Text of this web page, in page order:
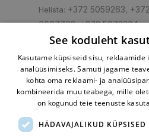
Helista: +372 5059263,
6007763,+372 5072304
E-post:shop@turbo.ee
Mugav makseviis
See koduleht
Kasutame küpsiseid sisu,
analüüsimiseks. Samuti jagame
kohta oma reklaami- ja
kombineerida muu teabega, mille
on kogunud teie teenuste
HÄDAVAJALIKUD KÜPSISED